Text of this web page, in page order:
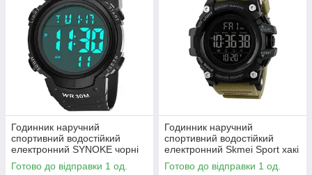
Годинник наручний
спортивний водостійкий
електронний SYNOKE чорні
Готово до відправки 1 од.
Годинник наручний
спортивний водостійкий
електронний Skmei Sport хакі
Готово до відправки 1 од.